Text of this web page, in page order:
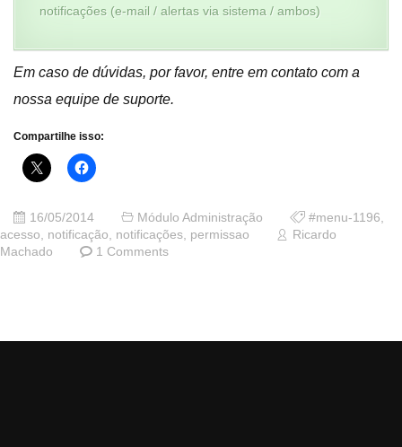
notificações (e-mail / alertas via sistema / ambos)
Em caso de dúvidas, por favor, entre em contato com a
nossa equipe de suporte.
Compartilhe isso:
16/05/2014 Módulo Administração #menu-1196
acesso
notificação notificações permissao
Ricardo
Machado
1 Comments